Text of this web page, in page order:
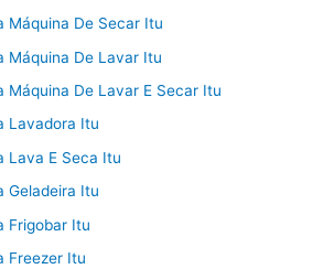
Máquina De Secar Itu
Máquina De Lavar Itu
Máquina De Lavar E Secar Itu
Lavadora Itu
Lava E Seca Itu
Geladeira Itu
Frigobar Itu
Freezer Itu